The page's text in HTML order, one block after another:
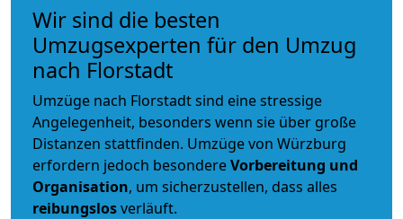
Wir sind die besten
Umzugsexperten für den Umzug
nach Florstadt
Umzüge nach Florstadt sind eine stressige
Angelegenheit, besonders wenn sie über große
Distanzen stattfinden. Umzüge von Würzburg
erfordern jedoch besondereVorbereitung und
Organisation, um sicherzustellen, dass alles
reibungslosverläuft.